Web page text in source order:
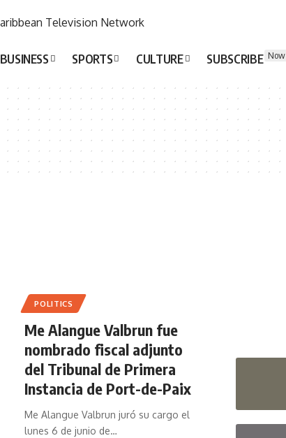
BUSINESS SPORTS CULTURE SUBSCRIBE Now
POLITICS
Me Alangue Valbrun fue
nombrado fiscal adjunto
del Tribunal de Primera
Instancia de Port-de-Paix
Me Alangue Valbrun juró su cargo el
lunes 6 de junio de…